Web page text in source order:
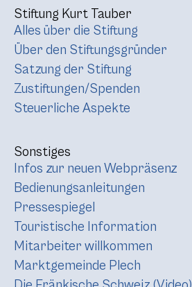
Stiftung Kurt Tauber
Alles über die Stiftung
Über den Stiftungsgründer
Satzung der Stiftung
Zustiftungen/Spenden
Steuerliche Aspekte
Sonstiges
Infos zur neuen Webpräsenz
Bedienungsanleitungen
Pressespiegel
Touristische Information
Mitarbeiter willkommen
Marktgemeinde Plech